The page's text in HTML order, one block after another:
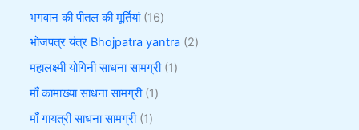
भगवान की पीतल की मूर्तियां 16
भोजपत्र यंत्र Bhojpatra yantra 2
महालक्ष्मी योगिनी साधना सामग्री 1
माँ कामाख्या साधना सामग्री 1
माँ गायत्री साधना सामग्री 1